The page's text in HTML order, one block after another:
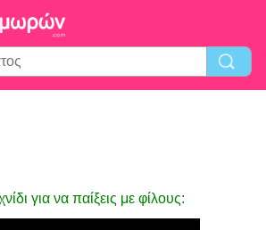
για να παίξεις με φίλους: